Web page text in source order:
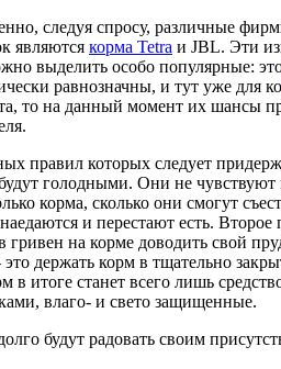
следуя спросу, различные
являются корма Tetra и JBL. Эти
выделить особо популярные:
равнозначны, и тут уже для
то на данный момент их шансы
которых следует
голодными. Они не
корма, сколько они смогут
и перестают есть.
на корме доводить свой
держать корм в тщательно
итоге станет всего лишь
влаго- и свето защищенные.
будут радовать своим